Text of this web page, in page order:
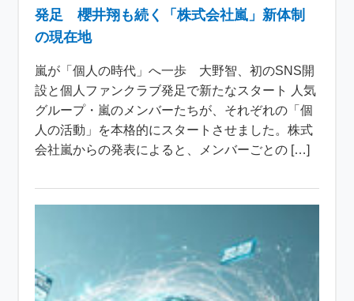
発足 櫻井翔も続く「株式会社嵐」新体制
の現在地
嵐が「個人の時代」へ一歩 大野智、初のSNS開
設と個人ファンクラブ発足で新たなスタート 人気
グループ・嵐のメンバーたちが、それぞれの「個
人の活動」を本格的にスタートさせました。株式
会社嵐からの発表によると、メンバーごとの […]